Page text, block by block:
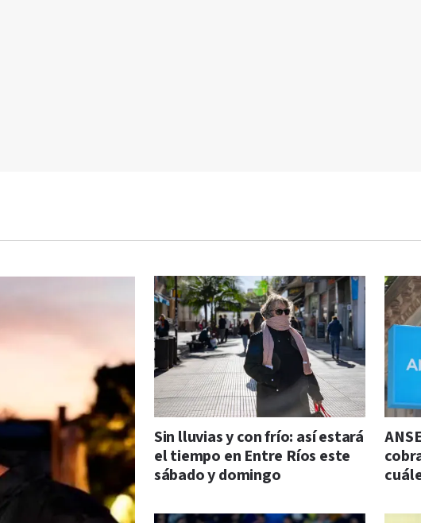
Sin lluvias y con frío: así estará
el tiempo en Entre Ríos este
sábado y domingo